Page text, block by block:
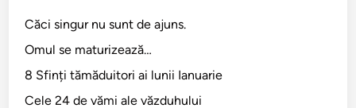
Căci singur nu sunt de ajuns.
Omul se maturizează…
8 Sfinți tămăduitori ai lunii Ianuarie
Cele 24 de vămi ale văzduhului